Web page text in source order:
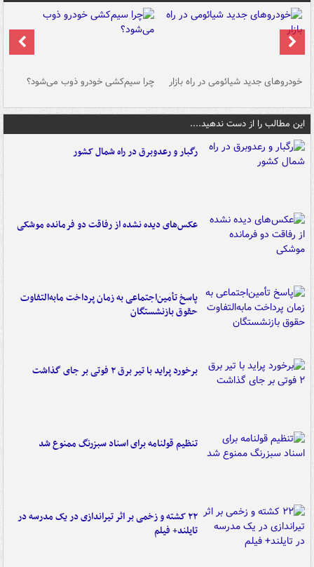
خودروهای جدید شیائومی در راه بازار چرا سیم‌کشی خودرو ذوب می‌شود؟
این مطالب را از دست ندهید....
رگبار و رعدوبرق در راه شمال کشور
عکس‌های دیده نشده از رفاقت دو فرمانده‌ موشکی
پاسخ تأمین‌اجتماعی به زمان پرداخت مابه‌التفاوت
حقوق بازنشستگان
برخورد پراید با تیر برق ۲ فوتی بر جای گذاشت
تنظیم قولنامه برای اسناد سبزرنگ ممنوع شد
۲۲ کشته و زخمی بر اثر تیراندازی در یک مدرسه در
تایلند+ فیلم